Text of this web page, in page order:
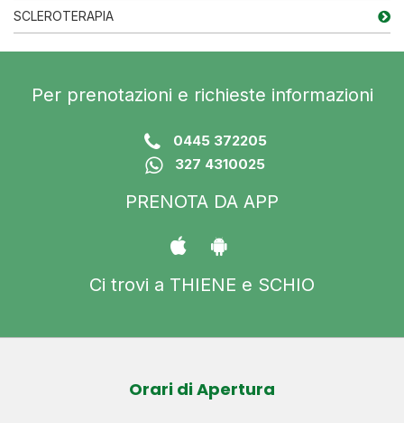
SCLEROTERAPIA
Per prenotazioni e richieste informazioni
0445 372205
327 4310025
PRENOTA DA APP
Ci trovi a THIENE e SCHIO
Orari di Apertura